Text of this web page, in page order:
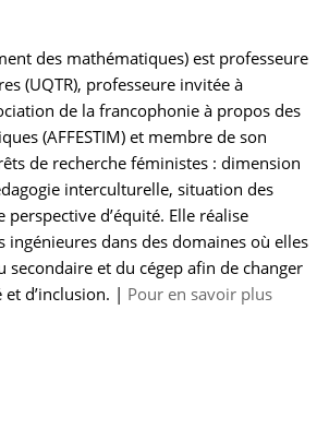
des mathématiques) est professeure
(UQTR), professeure invitée à
de la francophonie à propos des
(AFFESTIM) et membre de son
de recherche féministes : dimension
interculturelle, situation des
d’équité. Elle réalise
dans des domaines où elles
et du cégep afin de changer
d’inclusion. | Pour en savoir plus